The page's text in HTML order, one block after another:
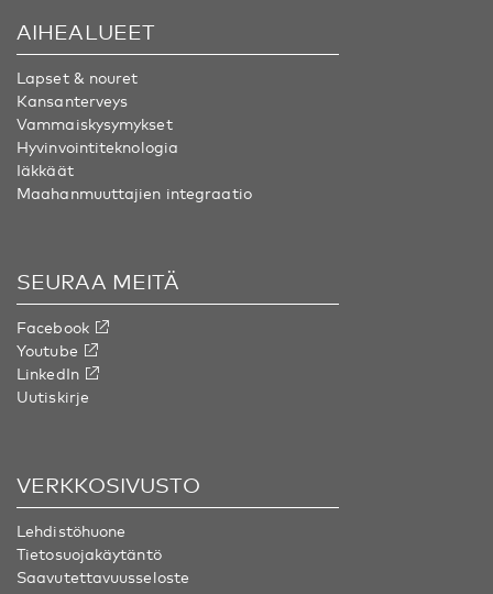
AIHEALUEET
Lapset & nouret
Kansanterveys
Vammaiskysymykset
Hyvinvointiteknologia
Iäkkäät
Maahanmuuttajien integraatio
SEURAA MEITÄ
Facebook
Youtube
LinkedIn
Uutiskirje
VERKKOSIVUSTO
Lehdistöhuone
Tietosuojakäytäntö
Saavutettavuusseloste